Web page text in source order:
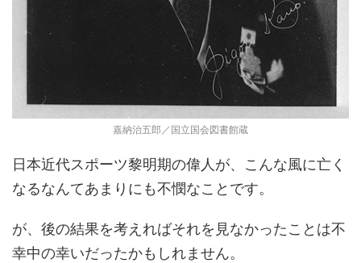
嘉納治五郎／国立国会図書館蔵
日本近代スポーツ黎明期の偉人が、こんな風に亡く
なるなんてあまりにも不憫なことです。
が、後の結果を考えればそれを見なかったことは不
幸中の幸いだったかもしれません。